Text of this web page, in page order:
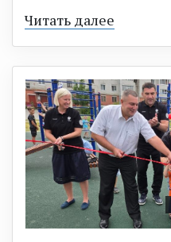
Читать далее